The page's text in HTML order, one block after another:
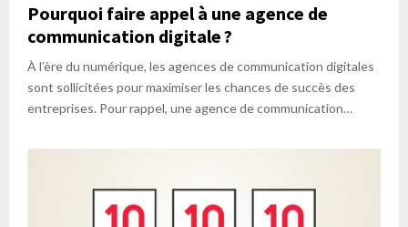
Pourquoi faire appel à une agence de
communication digitale ?
À l’ère du numérique, les agences de communication digitales
sont sollicitées pour maximiser les chances de succès des
entreprises. Pour rappel, une agence de communication…